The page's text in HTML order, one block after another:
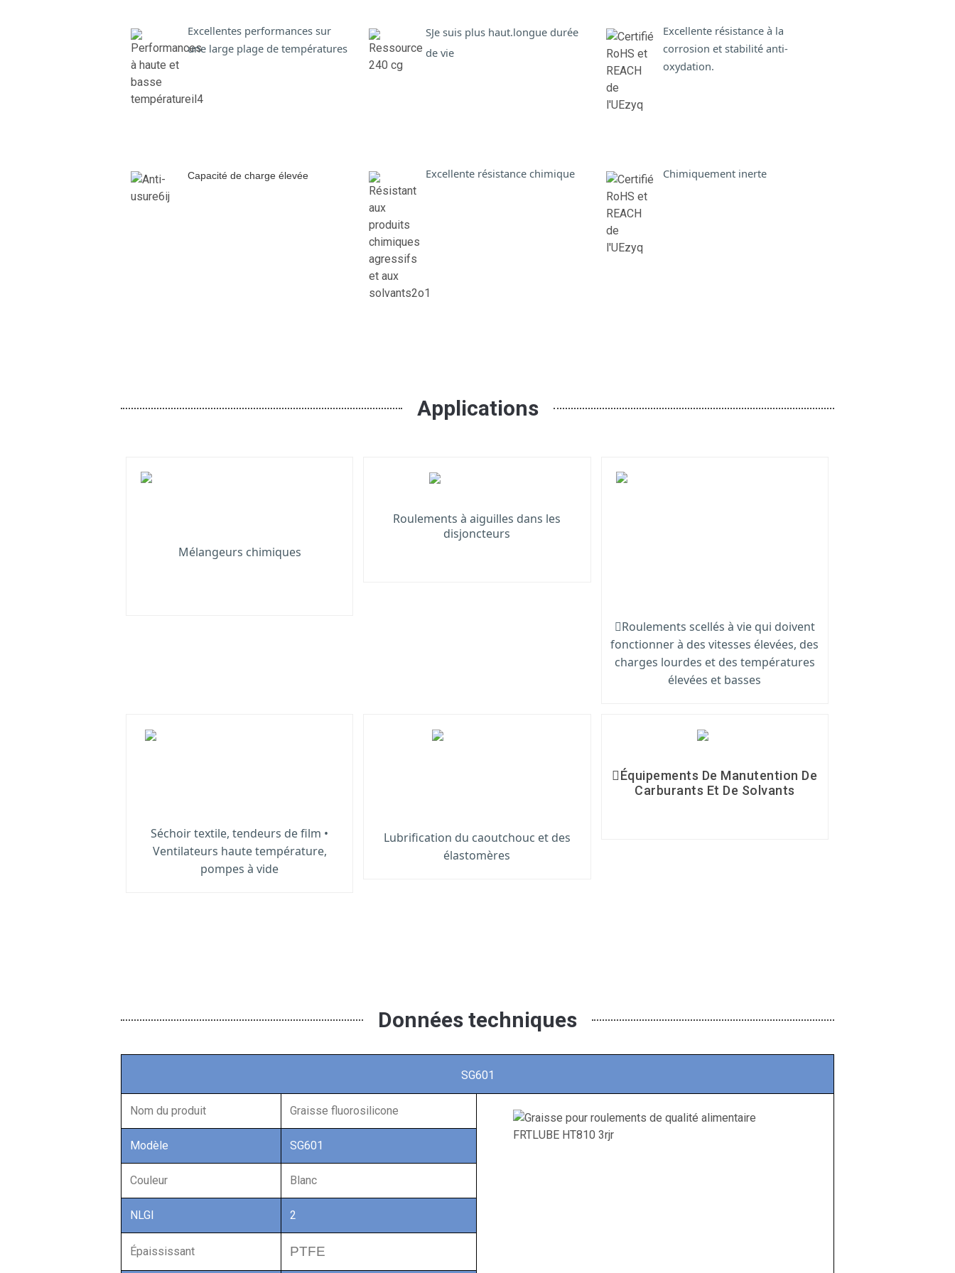
Excellentes performances sur
une large plage de températures
SJe suis plus haut.longue durée
de vie
Excellente résistance à la
corrosion et stabilité anti-
oxydation.
Capacité de charge élevée Excellente résistance chimique Chimiquement inerte
Applications
Mélangeurs chimiques
Roulements à aiguilles dans les
disjoncteurs
Roulements scellés à vie qui doivent
fonctionner à des vitesses élevées, des
charges lourdes et des températures
élevées et basses
Séchoir textile, tendeurs de film •
Ventilateurs haute température,
pompes à vide
Lubrification du caoutchouc et des
élastomères
Équipements De Manutention De
Carburants Et De Solvants
Données techniques
SG601
Nom du produit Graisse fluorosilicone
Modèle SG601
Couleur Blanc
NLGI 2
Épaississant PTFE